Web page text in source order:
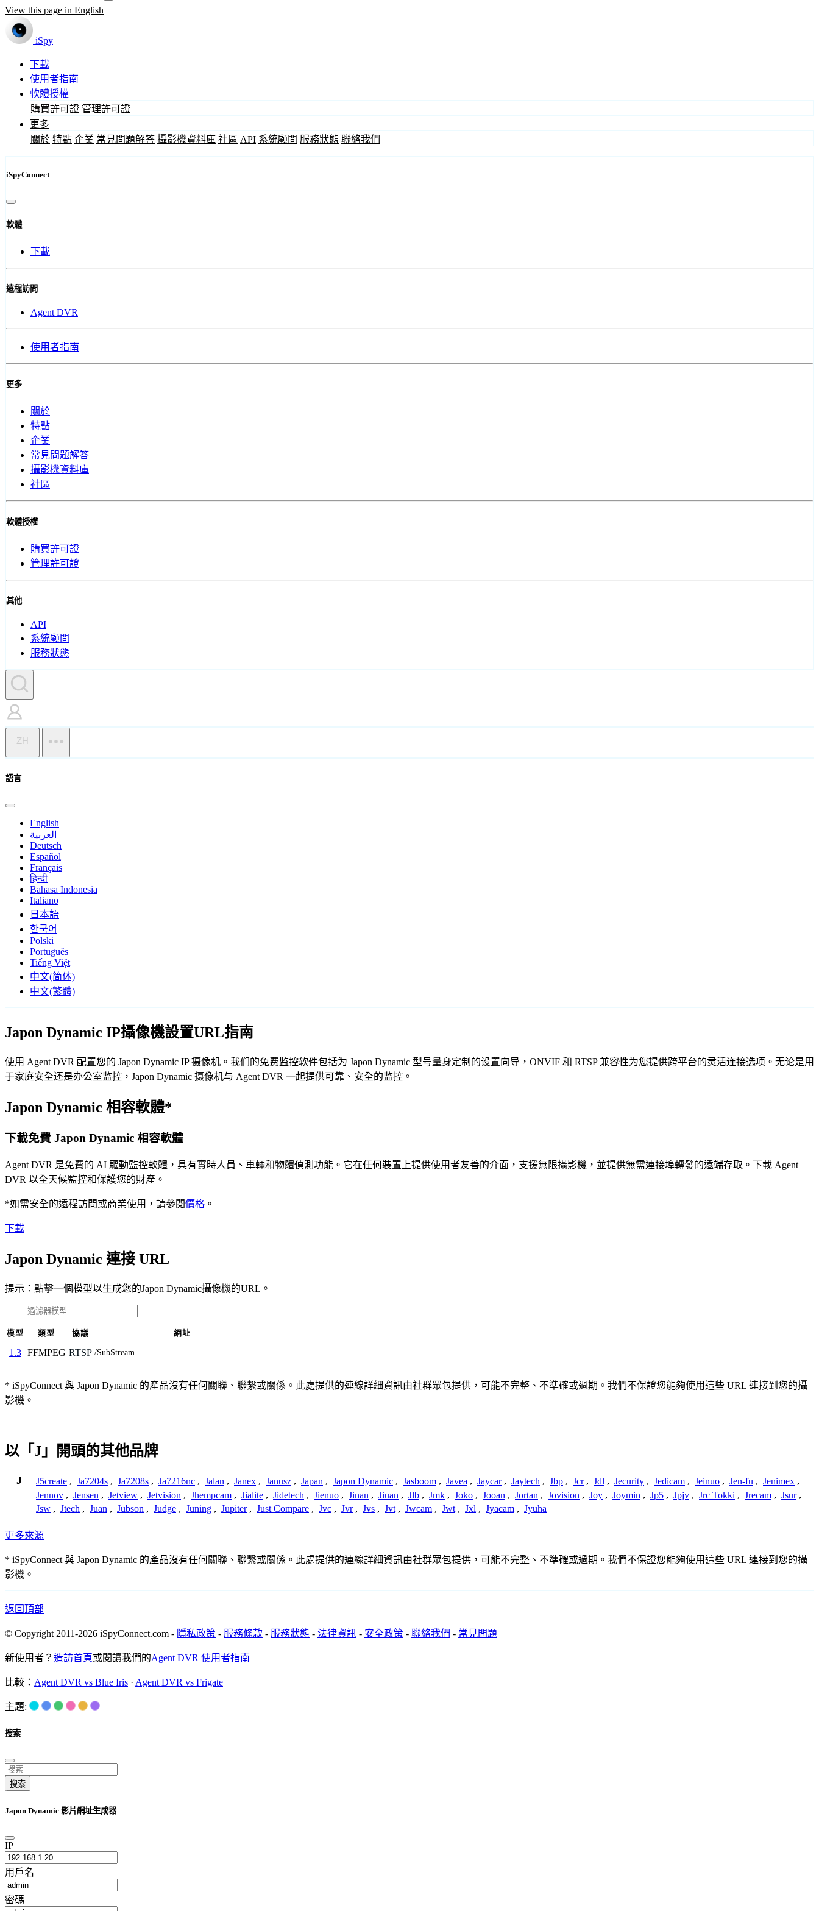
View this page in English
iSpy
下載
使用者指南
軟體授權
購買許可證 管理許可證
更多
關於 特點 企業 常見問題解答 攝影機資料庫 社區 API 系統顧問 服務狀態 聯絡我們
iSpyConnect
軟體
下載
遠程訪問
Agent DVR
使用者指南
更多
關於
特點
企業
常見問題解答
攝影機資料庫
社區
軟體授權
購買許可證
管理許可證
其他
API
系統顧問
服務狀態
ZH
語言
English
العربية
Deutsch
Español
Français
हिन्दी
Bahasa Indonesia
Italiano
日本語
한국어
Polski
Português
Tiếng Việt
中文(简体)
中文(繁體)
Japon Dynamic IP攝像機設置URL指南
使用 Agent DVR 配置您的 Japon Dynamic IP 摄像机。我们的免费监控软件包括为 Japon Dynamic 型号量身定制的设置向导，ONVIF 和 RTSP 兼容性为您提供跨平台的灵活连接选项。无论是用
于家庭安全还是办公室监控，Japon Dynamic 摄像机与 Agent DVR 一起提供可靠、安全的监控。
Japon Dynamic 相容軟體*
下載免費 Japon Dynamic 相容軟體
Agent DVR 是免費的 AI 驅動監控軟體，具有實時人員、車輛和物體偵測功能。它在任何裝置上提供使用者友善的介面，支援無限攝影機，並提供無需連接埠轉發的遠端存取。下載 Agent
DVR 以全天候監控和保護您的財產。
*如需安全的遠程訪問或商業使用，請參閱價格 。
下載
Japon Dynamic 連接 URL
提示：點擊一個模型以生成您的Japon Dynamic攝像機的URL。
模型 類型 協議 網址
1.3 FFMPEG RTSP /SubStream
* iSpyConnect 與 Japon Dynamic 的產品沒有任何關聯、聯繫或關係。此處提供的連線詳細資訊由社群眾包提供，可能不完整、不準確或過期。我們不保證您能夠使用這些 URL 連接到您的攝
影機。
以「J」開頭的其他品牌
J J5create , Ja7204s , Ja7208s , Ja7216nc , Jalan , Janex , Janusz , Japan , Japon Dynamic , Jasboom , Javea , Jaycar , Jaytech , Jbp , Jcr , Jdl , Jecurity , Jedicam , Jeinuo , Jen-fu , Jenimex ,
Jennov , Jensen , Jetview , Jetvision , Jhempcam , Jialite , Jidetech , Jienuo , Jinan , Jiuan , Jlb , Jmk , Joko , Jooan , Jortan , Jovision , Joy , Joymin , Jp5 , Jpjv , Jrc Tokki , Jrecam , Jsur ,
Jsw , Jtech , Juan , Jubson , Judge , Juning , Jupiter , Just Compare , Jvc , Jvr , Jvs , Jvt , Jwcam , Jwt , Jxl , Jyacam , Jyuha
更多來源
* iSpyConnect 與 Japon Dynamic 的產品沒有任何關聯、聯繫或關係。此處提供的連線詳細資訊由社群眾包提供，可能不完整、不準確或過期。我們不保證您能夠使用這些 URL 連接到您的攝
影機。
返回頂部
© Copyright 2011-2026 iSpyConnect.com - 隱私政策 - 服務條款 - 服務狀態 - 法律資訊 - 安全政策 - 聯絡我們 - 常見問題
新使用者？ 造訪首頁或閱讀我們的Agent DVR 使用者指南
比較： Agent DVR vs Blue Iris · Agent DVR vs Frigate
主題:
搜索
搜索
Japon Dynamic 影片網址生成器
IP
用戶名
密碼